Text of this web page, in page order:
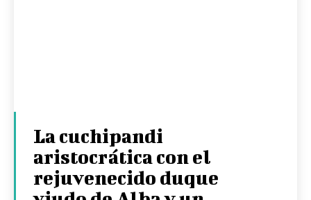
La cuchipandi
aristocrática con el
rejuvenecido duque